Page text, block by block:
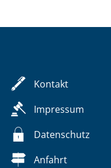
Kontakt
Impressum
Datenschutz
Anfahrt